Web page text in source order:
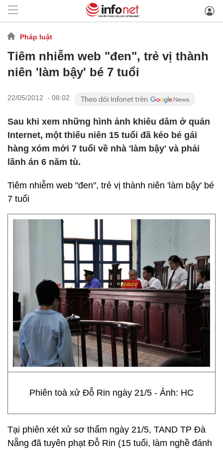
Pháp luật
Tiêm nhiễm web "đen", trẻ vị thành
niên 'làm bậy' bé 7 tuổi
22/05/2012 - 08:02
Sau khi xem những hình ảnh khiêu dâm ở quán
Internet, một thiếu niên 15 tuổi đã kéo bé gái
hàng xóm mới 7 tuổi về nhà 'làm bậy' và phải
lãnh án 6 năm tù.
Tiêm nhiễm web "đen", trẻ vị thành niên 'làm bậy' bé
7 tuổi
Phiên toà xử Đỗ Rin ngày 21/5 - Ảnh: HC
Tại phiên xét xử sơ thẩm ngày 21/5, TAND TP Đà
Nẵng đã tuyên phạt Đỗ Rin (15 tuổi, làm nghề đánh